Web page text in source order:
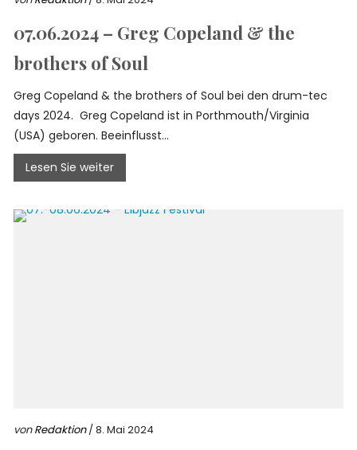
07.06.2024 – Greg Copeland & the
brothers of Soul
Greg Copeland & the brothers of Soul bei den drum-tec
days 2024. Greg Copeland ist in Porthmouth/Virginia
(USA) geboren. Beeinflusst...
Lesen Sie weiter
vonRedaktion / 8. Mai 2024